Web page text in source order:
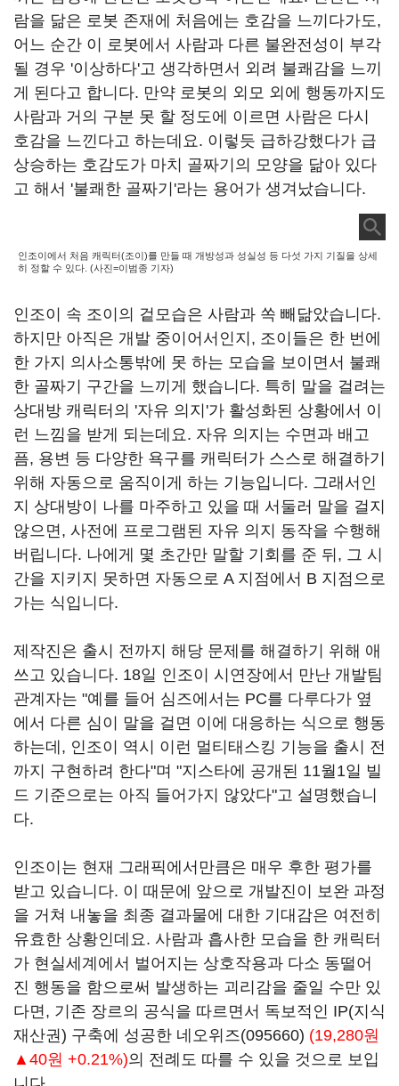
람을 닮은 로봇 존재에 처음에는 호감을 느끼다가도,
어느 순간 이 로봇에서 사람과 다른 불완전성이 부각
될 경우 '이상하다'고 생각하면서 외려 불쾌감을 느끼
게 된다고 합니다. 만약 로봇의 외모 외에 행동까지도
사람과 거의 구분 못 할 정도에 이르면 사람은 다시
호감을 느낀다고 하는데요. 이렇듯 급하강했다가 급
상승하는 호감도가 마치 골짜기의 모양을 닮아 있다
고 해서 '불쾌한 골짜기'라는 용어가 생겨났습니다.
인조이에서 처음 캐릭터(조이)를 만들 때 개방성과 성실성 등 다섯 가지 기질을 상세
히 정할 수 있다. (사진=이범종 기자)
인조이 속 조이의 겉모습은 사람과 쏙 빼닮았습니다.
하지만 아직은 개발 중이어서인지, 조이들은 한 번에
한 가지 의사소통밖에 못 하는 모습을 보이면서 불쾌
한 골짜기 구간을 느끼게 했습니다. 특히 말을 걸려는
상대방 캐릭터의 '자유 의지'가 활성화된 상황에서 이
런 느낌을 받게 되는데요. 자유 의지는 수면과 배고
픔, 용변 등 다양한 욕구를 캐릭터가 스스로 해결하기
위해 자동으로 움직이게 하는 기능입니다. 그래서인
지 상대방이 나를 마주하고 있을 때 서둘러 말을 걸지
않으면, 사전에 프로그램된 자유 의지 동작을 수행해
버립니다. 나에게 몇 초간만 말할 기회를 준 뒤, 그 시
간을 지키지 못하면 자동으로 A 지점에서 B 지점으로
가는 식입니다.
제작진은 출시 전까지 해당 문제를 해결하기 위해 애
쓰고 있습니다. 18일 인조이 시연장에서 만난 개발팀
관계자는 "예를 들어 심즈에서는 PC를 다루다가 옆
에서 다른 심이 말을 걸면 이에 대응하는 식으로 행동
하는데, 인조이 역시 이런 멀티태스킹 기능을 출시 전
까지 구현하려 한다"며 "지스타에 공개된 11월1일 빌
드 기준으로는 아직 들어가지 않았다"고 설명했습니
다.
인조이는 현재 그래픽에서만큼은 매우 후한 평가를
받고 있습니다. 이 때문에 앞으로 개발진이 보완 과정
을 거쳐 내놓을 최종 결과물에 대한 기대감은 여전히
유효한 상황인데요. 사람과 흡사한 모습을 한 캐릭터
가 현실세계에서 벌어지는 상호작용과 다소 동떨어
진 행동을 함으로써 발생하는 괴리감을 줄일 수만 있
다면, 기존 장르의 공식을 따르면서 독보적인 IP(지식
재산권) 구축에 성공한 네오위즈(095660) (19,280원
▲40원 +0.21%)의 전례도 따를 수 있을 것으로 보입